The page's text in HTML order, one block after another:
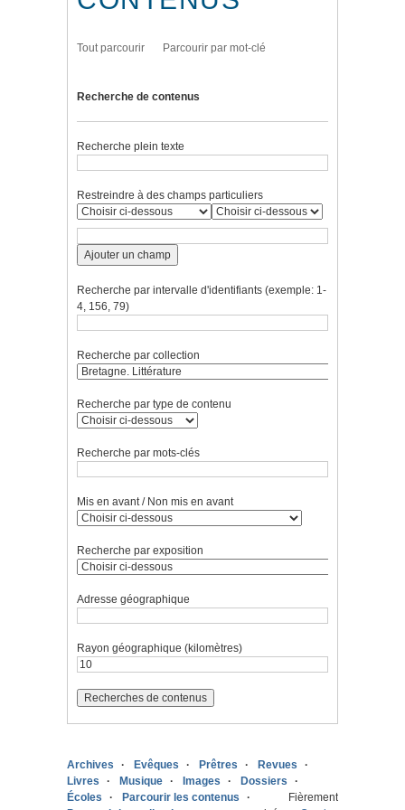
Tout parcourir Parcourir par mot-clé
Recherche de contenus
Recherche plein texte
Restreindre à des champs particuliers
Ajouter un champ
Recherche par intervalle d'identifiants (exemple: 1-
4, 156, 79)
Recherche par collection
Recherche par type de contenu
Recherche par mots-clés
Mis en avant / Non mis en avant
Recherche par exposition
Adresse géographique
Rayon géographique (kilomètres)
Archives Evêques Prêtres
Revues
Livres
Musique Images
Dossiers
Écoles
Parcourir les contenus
Fièrement